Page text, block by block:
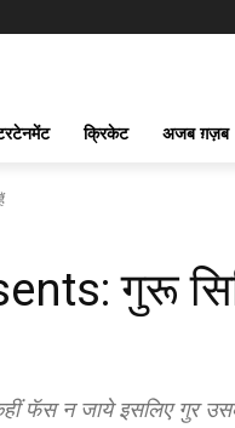
क्रिकेट अजब ग़ज़ब
गुरू
न जाये इसलिए गुर